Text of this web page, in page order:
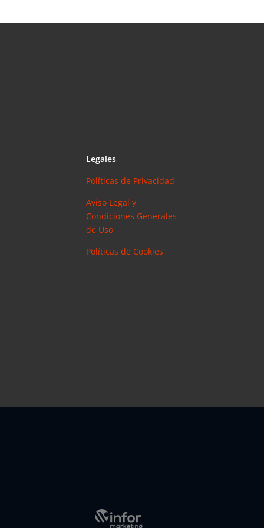
Legales
Políticas de Privacidad
Aviso Legal y
Condiciones Generales
de Uso
Políticas de Cookies